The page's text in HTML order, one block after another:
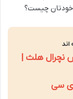
خودتان چیست؟
اند
نچرال هلث |
سی